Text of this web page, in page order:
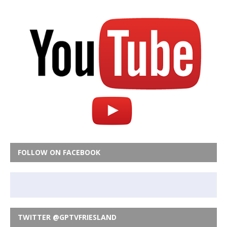
FOLLOW ON FACEBOOK
TWITTER @GPTVFRIESLAND